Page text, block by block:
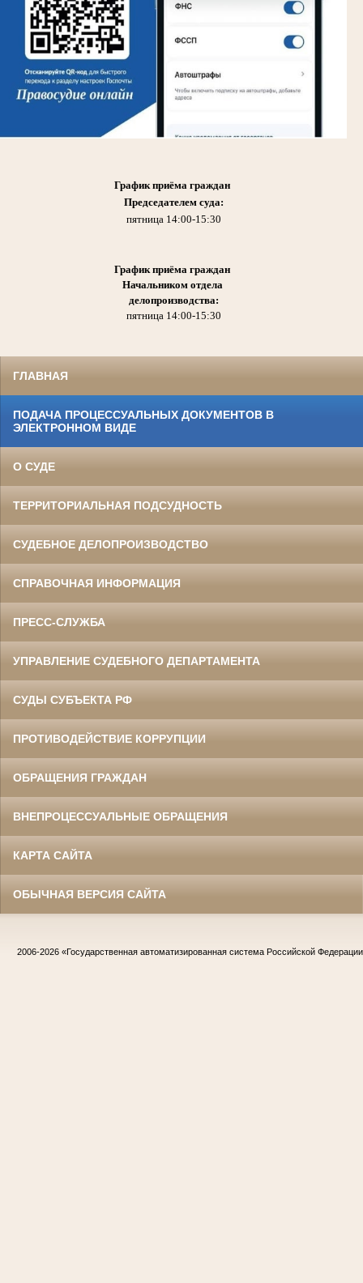
График приёма граждан
Председателем суда:
пятница 14:00-15:30
График приёма граждан
Начальником отдела
делопроизводства:
пятница 14:00-15:30
ГЛАВНАЯ
ПОДАЧА ПРОЦЕССУАЛЬНЫХ ДОКУМЕНТОВ В
ЭЛЕКТРОННОМ ВИДЕ
О СУДЕ
ТЕРРИТОРИАЛЬНАЯ ПОДСУДНОСТЬ
СУДЕБНОЕ ДЕЛОПРОИЗВОДСТВО
СПРАВОЧНАЯ ИНФОРМАЦИЯ
ПРЕСС-СЛУЖБА
УПРАВЛЕНИЕ СУДЕБНОГО ДЕПАРТАМЕНТА
СУДЫ СУБЪЕКТА РФ
ПРОТИВОДЕЙСТВИЕ КОРРУПЦИИ
ОБРАЩЕНИЯ ГРАЖДАН
ВНЕПРОЦЕССУАЛЬНЫЕ ОБРАЩЕНИЯ
КАРТА САЙТА
ОБЫЧНАЯ ВЕРСИЯ САЙТА
2006-2026 «Государственная автоматизированная система Российской